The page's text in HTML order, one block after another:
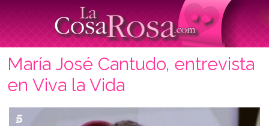
María José Cantudo, entrevista
en Viva la Vida